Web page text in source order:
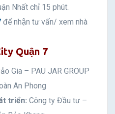
Nhất chỉ 15 phút.
để nhận tư vấn/ xem nhà
Quận 7
Gia – PAU JAR GROUP
An Phong
triển: Công ty Đầu tư –